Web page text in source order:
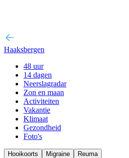
Haaksbergen
48 uur
14 dagen
Neerslagradar
Zon en maan
Activiteiten
Vakantie
Klimaat
Gezondheid
Foto's
Hooikoorts Migraine Reuma